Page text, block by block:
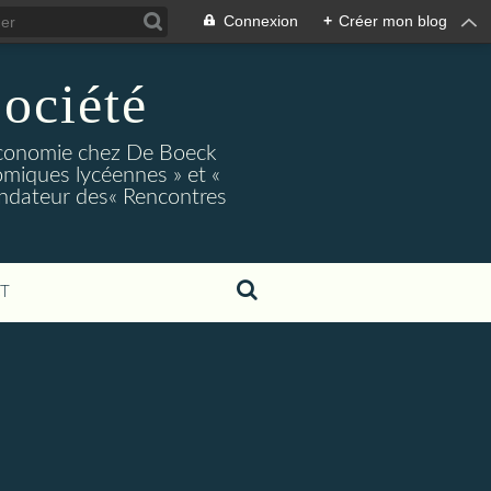
Connexion + Créer mon blog
chez De Boeck
lycéennes » et «
des« Rencontres